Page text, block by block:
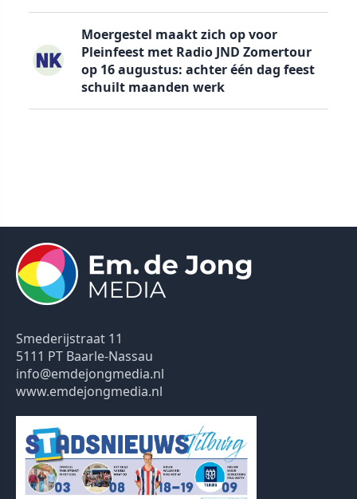
Moergestel maakt zich op voor
Pleinfeest met Radio JND Zomertour
op 16 augustus: achter één dag feest
schuilt maanden werk
Smederijstraat 11
5111 PT Baarle-Nassau
info@emdejongmedia.nl
www.emdejongmedia.nl